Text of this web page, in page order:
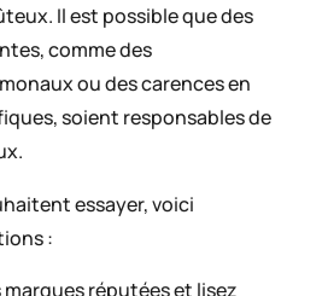
Il est possible que des
comme des
ou des carences en
soient responsables de
essayer, voici
:
réputées et lisez